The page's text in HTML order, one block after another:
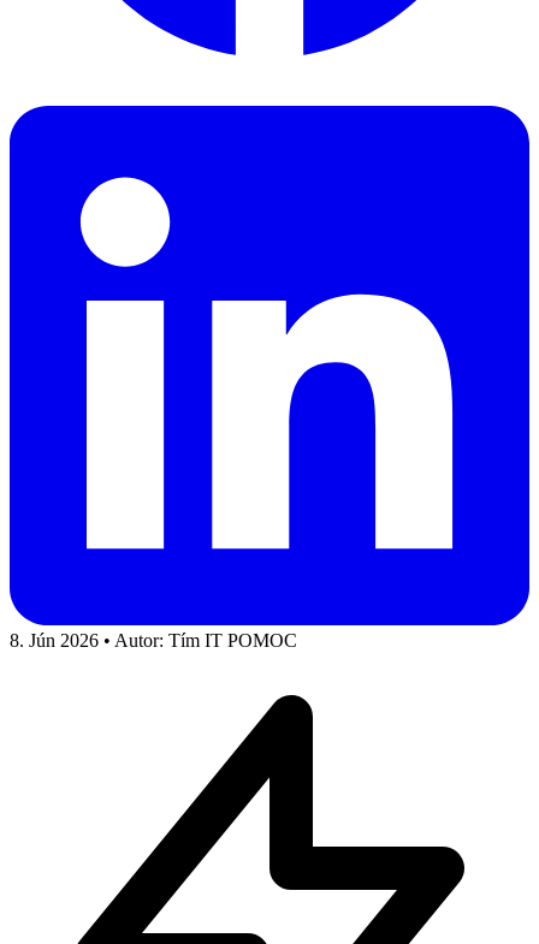
8. Jún 2026 • Autor: Tím IT POMOC